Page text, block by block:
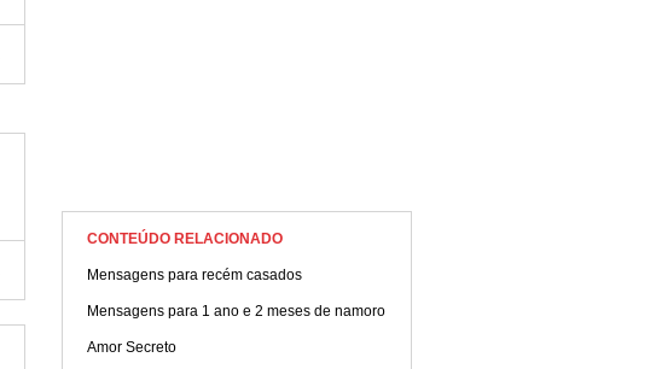
CONTEÚDO RELACIONADO
Mensagens para recém casados
Mensagens para 1 ano e 2 meses de namoro
Amor Secreto